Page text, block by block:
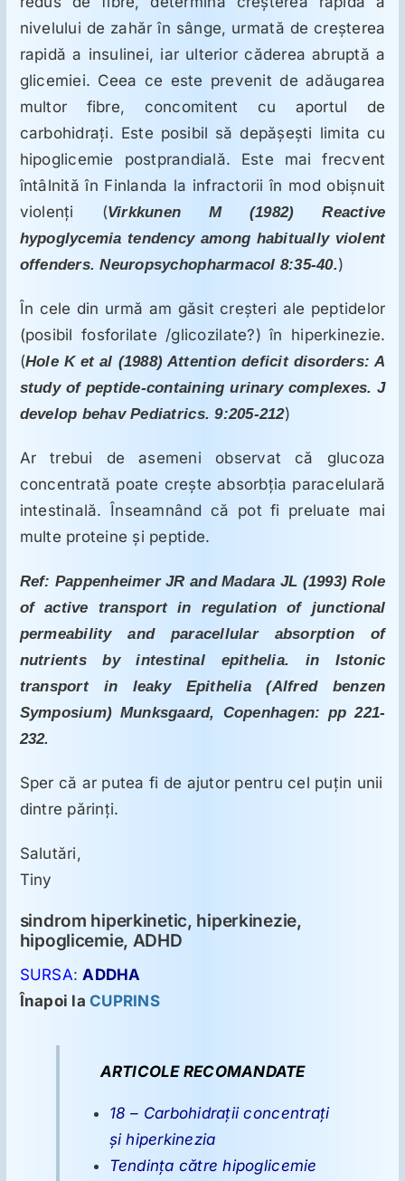
Antropologie
Proză utilă
nivelului de zahăr în sânge, urmată de creşterea
rapidă a insulinei, iar ulterior căderea abruptă a
glicemiei. Ceea ce este prevenit de adăugarea
multor fibre, concomitent cu aportul de
carbohidraţi. Este posibil să depăşeşti limita cu
hipoglicemie postprandială. Este mai frecvent
întâlnită în Finlanda la infractorii în mod obişnuit
violenţi (Virkkunen M (1982) Reactive
hypoglycemia tendency among habitually violent
offenders. Neuropsychopharmacol 8:35-40.)
În cele din urmă am găsit creşteri ale peptidelor
(posibil fosforilate /glicozilate?) în hiperkinezie.
(Hole K et al (1988) Attention deficit disorders: A
study of peptide-containing urinary complexes. J
develop behav Pediatrics. 9:205-212)
Ar trebui de asemeni observat că glucoza
concentrată poate creşte absorbţia paracelulară
intestinală. Înseamnând că pot fi preluate mai
multe proteine şi peptide.
Ref: Pappenheimer JR and Madara JL (1993) Role
of active transport in regulation of junctional
permeability and paracellular absorption of
nutrients by intestinal epithelia. in Istonic
transport in leaky Epithelia (Alfred benzen
Symposium) Munksgaard, Copenhagen: pp 221-
232.
Sper că ar putea fi de ajutor pentru cel puţin unii
dintre părinţi.
Salutări,
Tiny
sindrom hiperkinetic, hiperkinezie,
hipoglicemie, ADHD
SURSA: ADDHA
Înapoi laCUPRINS
ARTICOLE RECOMANDATE
18 – Carbohidraţii concentraţi
şi hiperkinezia
Tendinţa către hipoglicemie